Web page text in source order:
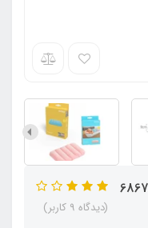
(دیدگاه 9 کاربر)